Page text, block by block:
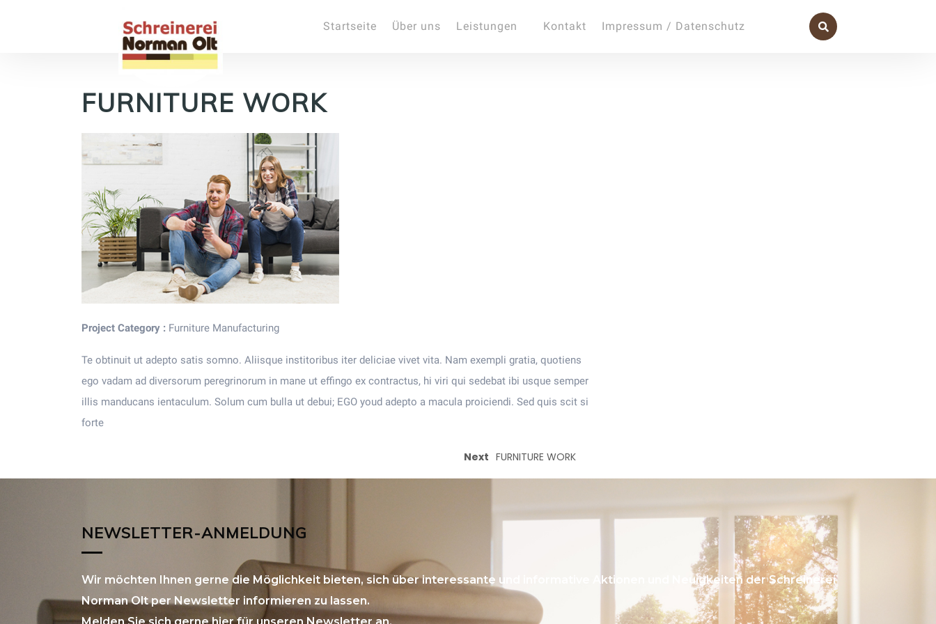
Startseite Über uns Leistungen Kontakt Impressum / Datenschutz
FURNITURE WORK
Project Category : Furniture Manufacturing
Te obtinuit ut adepto satis somno. Aliisque institoribus iter deliciae vivet vita. Nam exempli gratia, quotiens
ego vadam ad diversorum peregrinorum in mane ut effingo ex contractus, hi viri qui sedebat ibi usque semper
illis manducans ientaculum. Solum cum bulla ut debui; EGO youd adepto a macula proiciendi. Sed quis scit si
forte
Next FURNITURE WORK
NEWSLETTER-ANMELDUNG
Wir möchten Ihnen gerne die Möglichkeit bieten, sich über interessante und informative Aktionen und Neuigkeiten der Schreinerei
Norman Olt per Newsletter informieren zu lassen.